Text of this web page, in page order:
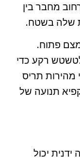
מחבר בין
שלה בשטח.
פתוח.
רקע כדי
תריס
תנועה של
יכול